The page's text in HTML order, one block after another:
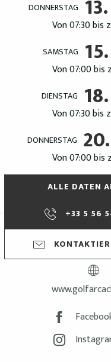
DONNERSTAG 13.
Von 07:30 bis
SAMSTAG 15.
Von 07:00 bis
DIENSTAG 18.
Von 07:30 bis
DONNERSTAG 20.
Von 07:00 bis
ALLE DATEN
+33 5 56